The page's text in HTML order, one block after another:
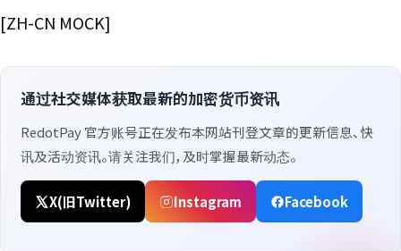
[ZH-CN MOCK]
通过社交媒体获取最新的加密货币资讯
RedotPay 官方账号正在发布本网站刊登文章的更新信息、快
讯及活动资讯。请关注我们，及时掌握最新动态。
X(旧Twitter) Instagram Facebook